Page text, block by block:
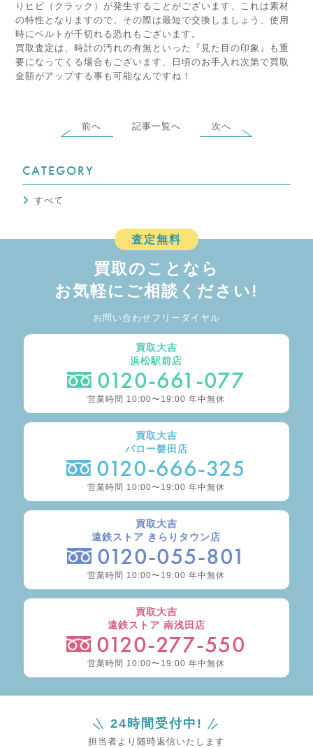
りヒビ（クラック）が発生することがございます、これは素材
の特性となりますので、その際は最短で交換しましょう、使用
時にベルトが千切れる恐れもございます。
買取査定は、時計の汚れの有無といった『見た目の印象』も重
要になってくる場合もございます、日頃のお手入れ次第で買取
金額がアップする事も可能なんですね！
前へ 記事一覧へ 次へ
CATEGORY
すべて
査定無料
買取のことなら
お気軽にご相談ください!
お問い合わせフリーダイヤル
買取大吉
浜松駅前店
0120-661-077
営業時間 10:00〜19:00 年中無休
買取大吉
バロー磐田店
0120-666-325
営業時間 10:00〜19:00 年中無休
買取大吉
遠鉄ストア きらりタウン店
0120-055-801
営業時間 10:00〜19:00 年中無休
買取大吉
遠鉄ストア 南浅田店
0120-277-550
営業時間 10:00〜19:00 年中無休
24時間受付中!
担当者より随時返信いたします